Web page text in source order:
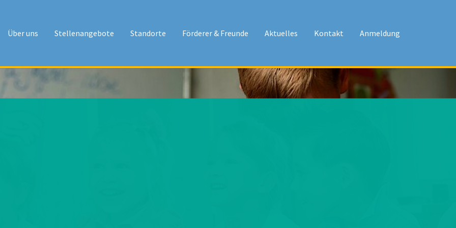
Über uns Stellenangebote Standorte Förderer & Freunde Aktuelles Kontakt Anmeldung